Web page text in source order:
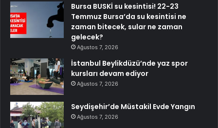
Bursa BUSKİ su kesintisi! 22-23
Temmuz Bursa’da su kesintisi ne
zaman bitecek, sular ne zaman
gelecek?
Ağustos 7, 2026
İstanbul Beylikdüzü’nde yaz spor
kursları devam ediyor
Ağustos 7, 2026
Seydişehir’de Müstakil Evde Yangın
Ağustos 7, 2026